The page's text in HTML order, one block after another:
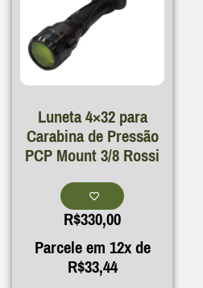
Luneta 4×32 para
Carabina de Pressão
PCP Mount 3/8 Rossi
R$330,00
Parcele em 12x de
R$33,44